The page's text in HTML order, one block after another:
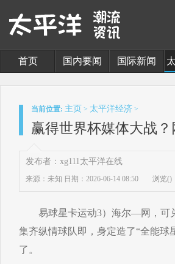
首页 国内要闻 国际新闻
当前位置: 主页 > 太平洋经济 >
赢得世界杯媒体大战
发布者：xg111太平洋在线
来源：未知 日期：2026-06-14 08:50 浏览()
易球星卡运动3）海尔—网，可兑
集齐纵情球队即，身定造了“全能
了。